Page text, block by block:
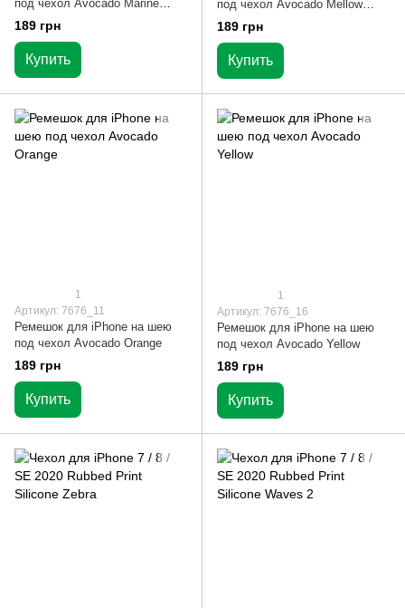
под чехол Avocado Marine
Green
189 грн
Купить
под чехол Avocado Mellow
Yellow
189 грн
Купить
1
Артикул: 7676_11
Ремешок для iPhone на шею
под чехол Avocado Orange
189 грн
Купить
1
Артикул: 7676_16
Ремешок для iPhone на шею
под чехол Avocado Yellow
189 грн
Купить